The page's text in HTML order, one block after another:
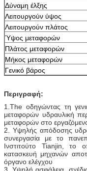
Δύναμη έλξης
Λειτουργούν ύψος
Λειτουργούν πλάτος
Ύψος μεταφορών
Πλάτος μεταφορών
Μήκος μεταφορών
Γενικό βάρος
Περιγραφή:
1.The οδηγώντας τη
μεταφορών υδραυλική
μεταφορών στο
2. Υψηλής απόδοσης
συνεργασία με το
Ινστιτούτο Tianjin, το
κατασκευή μηχανών
όργανο ελέγχου